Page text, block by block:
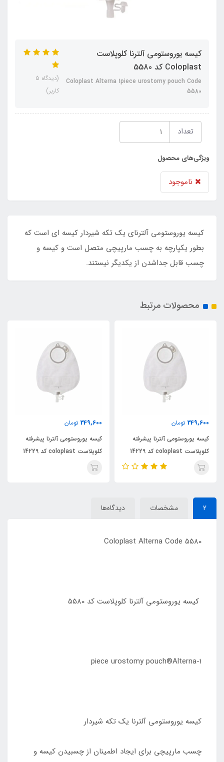
کیسه یوروستومی آلترنا کلوپلاست
Coloplast کد 5580
Coloplast Alterna 1piece urostomy pouch Code
5580
(دیدگاه 5
کاربر)
تعداد
ویژگی‌های محصول
ناموجود
کیسه یوروستومی آلترنای یک تکه شیردار کیسه ای است که
بطور یکپارچه به چسب مارپیچی متصل است و کیسه و
چسب قابل جداشدن از یکدیگر نیستند.
محصولات مرتبط
249,600 تومان
کیسه یوروستومی آلترنا پیشرفته
کلوپلاست coloplast کد 14229
249,600 تومان
کیسه یوروستومی آلترنا پیشرفته
کلوپلاست coloplast کد 14229
2 مشخصات دیدگاه‌ها
Coloplast Alterna Code 5580
کیسه یوروستومی آلترنا کلوپلاست کد 5580
1-piece urostomy pouch®Alterna
کیسه یوروستومی آلترنا یک تکه شیردار
چسب مارپیچی برای ایجاد اطمینان از چسبیدن کیسه و